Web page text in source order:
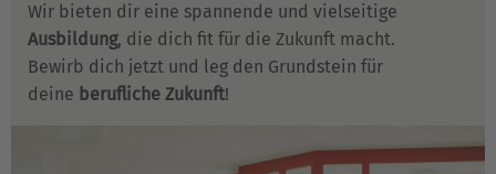
Wir bieten dir eine spannende und vielseitige
Ausbildung, die dich fit für die Zukunft macht.
Bewirb dich jetzt und leg den Grundstein für
deine berufliche Zukunft!